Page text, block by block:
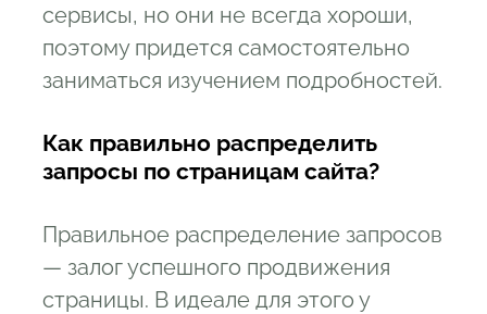
сервисы, но они не всегда хороши,
поэтому придется самостоятельно
заниматься изучением подробностей.
Как правильно распределить
запросы по страницам сайта?
Правильное распределение запросов
— залог успешного продвижения
страницы. В идеале для этого у